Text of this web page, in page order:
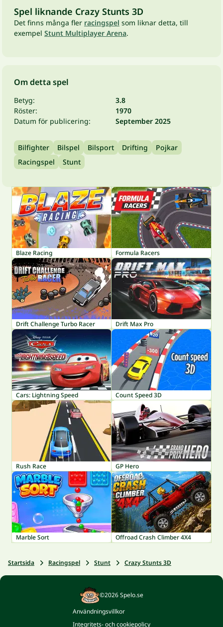
Spel liknande Crazy Stunts 3D
Det finns många fler racingspel som liknar detta, till
exempel Stunt Multiplayer Arena.
Om detta spel
Betyg:
3.8
Röster:
1970
Datum för publicering:
September 2025
Bilfighter Bilspel Bilsport Drifting
Pojkar
Racingspel
Stunt
Blaze Racing Formula Racers
Drift Challenge Turbo Racer Drift Max Pro
Cars: Lightning Speed Count Speed 3D
Rush Race GP Hero
Marble Sort Offroad Crash Climber 4X4
Startsida Racingspel Stunt Crazy Stunts 3D
©2026 Spelo.se
Användningsvillkor
Integritets- och cookiepolicy